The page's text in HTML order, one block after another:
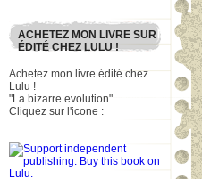
ACHETEZ MON LIVRE SUR
ÉDITÉ CHEZ LULU !
Achetez mon livre édité chez
Lulu !
"La bizarre evolution"
Cliquez sur l'icone :